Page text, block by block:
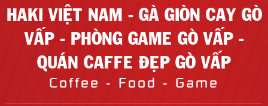
HAKI VIỆT NAM - GÀ GIÒN CAY GÒ
VẤP - PHÒNG GAME GÒ VẤP -
QUÁN CAFFE ĐẸP GÒ VẤP
Coffee - Food - Game